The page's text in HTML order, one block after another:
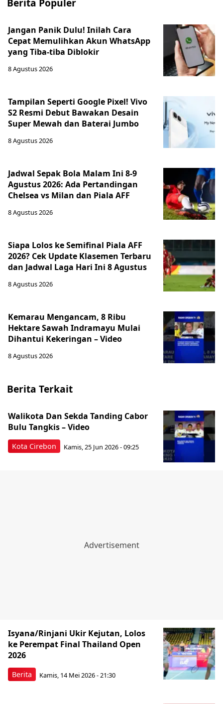
Berita Populer
Jangan Panik Dulu! Inilah Cara
Cepat Memulihkan Akun WhatsApp
yang Tiba-tiba Diblokir
8 Agustus 2026
Tampilan Seperti Google Pixel! Vivo
S2 Resmi Debut Bawakan Desain
Super Mewah dan Baterai Jumbo
8 Agustus 2026
Jadwal Sepak Bola Malam Ini 8-9
Agustus 2026: Ada Pertandingan
Chelsea vs Milan dan Piala AFF
8 Agustus 2026
Siapa Lolos ke Semifinal Piala AFF
2026? Cek Update Klasemen Terbaru
dan Jadwal Laga Hari Ini 8 Agustus
8 Agustus 2026
Kemarau Mengancam, 8 Ribu
Hektare Sawah Indramayu Mulai
Dihantui Kekeringan – Video
8 Agustus 2026
Berita Terkait
Kota Cirebon
Walikota Dan Sekda Tanding Cabor
Bulu Tangkis – Video
Kamis, 25 Jun 2026 - 09:25
Berita
Isyana/Rinjani Ukir Kejutan, Lolos
ke Perempat Final Thailand Open
2026
Kamis, 14 Mei 2026 - 21:30